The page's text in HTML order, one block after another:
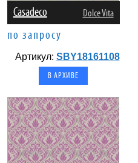
Casadeco Dolce Vita
по запросу
Артикул: SBY18161108
В АРХИВЕ